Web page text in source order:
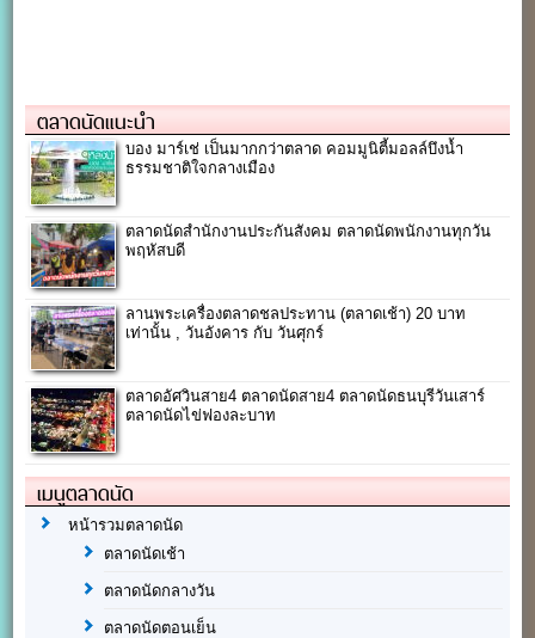
ตลาดนัดแนะนำ
บอง มาร์เช่ เป็นมากกว่าตลาด คอมมูนิตี้มอลล์บึงน้ำ
ธรรมชาติใจกลางเมือง
ตลาดนัดสำนักงานประกันสังคม ตลาดนัดพนักงานทุกวัน
พฤหัสบดี
ลานพระเครื่องตลาดชลประทาน (ตลาดเช้า) 20 บาท
เท่านั้น , วันอังคาร กับ วันศุกร์
ตลาดอัศวินสาย4 ตลาดนัดสาย4 ตลาดนัดธนบุรีวันเสาร์
ตลาดนัดไข่ฟองละบาท
เมนูตลาดนัด
หน้ารวมตลาดนัด
ตลาดนัดเช้า
ตลาดนัดกลางวัน
ตลาดนัดตอนเย็น